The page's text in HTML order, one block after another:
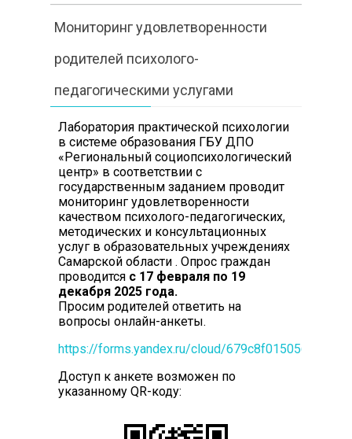
Мониторинг удовлетворенности
родителей психолого-
педагогическими услугами
Лаборатория практической психологии
в системе образования ГБУ ДПО
«Региональный социопсихологический
центр» в соответствии с
государственным заданием проводит
мониторинг удовлетворенности
качеством психолого-педагогических,
методических и консультационных
услуг в образовательных учреждениях
Самарской области . Опрос граждан
проводится с 17 февраля по 19
декабря 2025 года.
Просим родителей ответить на
вопросы онлайн-анкеты.
https://forms.yandex.ru/cloud/
Доступ к анкете возможен по
указанному QR-коду: